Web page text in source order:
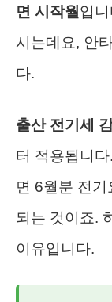
면 시작월입
시는데요, 안
다.
출산 전기세
터 적용됩니
면 6월분 전
되는 것이죠.
이유입니다.